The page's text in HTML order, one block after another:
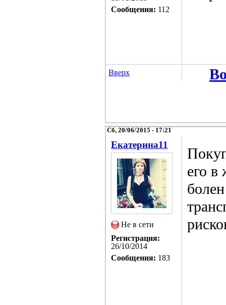
Сообщения: 112
Вверх
Сб, 20/06/2015 - 17:21
Екатерина11
Не в сети
Регистрация:
26/10/2014
Сообщения: 183
его